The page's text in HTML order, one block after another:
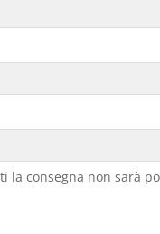
la consegna non sarà